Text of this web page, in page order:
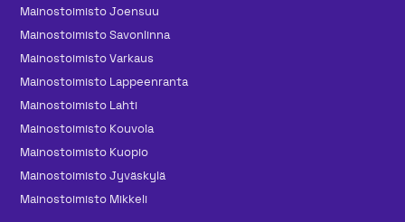
Mainos­toimisto Joensuu
Mainos­toimisto Savonlinna
Mainos­toimisto Varkaus
Mainos­toimisto Lappeenranta
Mainos­toimisto Lahti
Mainos­toimisto Kouvola
Mainos­toimisto Kuopio
Mainos­toimisto Jyväskylä
Mainos­toimisto Mikkeli